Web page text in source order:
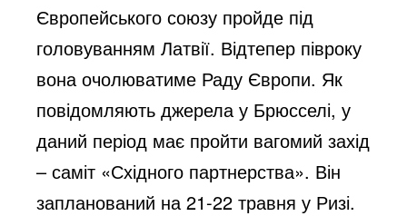
Європейського союзу пройде під
головуванням Латвії. Відтепер півроку
вона очолюватиме Раду Європи. Як
повідомляють джерела у Брюсселі, у
даний період має пройти вагомий захід
– саміт «Східного партнерства». Він
запланований на 21-22 травня у Ризі.